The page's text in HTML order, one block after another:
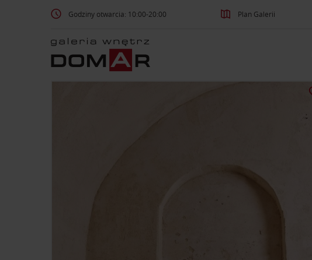
Godziny otwarcia: 10:00-20:00 Plan Galerii